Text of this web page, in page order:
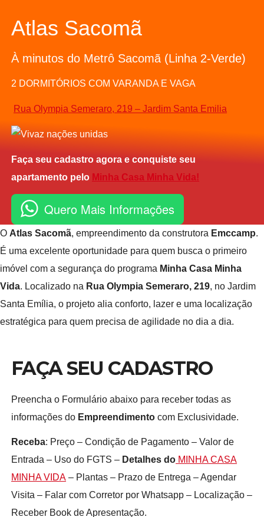
Atlas Sacomã
À minutos do Metrô Sacomã (Linha 2-Verde)
2 DORMITÓRIOS COM VARANDA E VAGA
Rua Olympia Semeraro, 219 – Jardim Santa Emilia
Faça seu cadastro agora e conquiste seu
apartamento pelo Minha Casa Minha Vida!
Quero Mais Informações
O Atlas Sacomã, empreendimento da construtora Emccamp.
É uma excelente oportunidade para quem busca o primeiro
imóvel com a segurança do programa Minha Casa Minha
Vida. Localizado na Rua Olympia Semeraro, 219, no Jardim
Santa Emília, o projeto alia conforto, lazer e uma localização
estratégica para quem precisa de agilidade no dia a dia.
FAÇA SEU CADASTRO
Preencha o Formulário abaixo para receber todas as
informações do Empreendimentocom Exclusividade.
Receba: Preço – Condição de Pagamento – Valor de
Entrada – Uso do FGTS – Detalhes do MINHA CASA
MINHA VIDA – Plantas – Prazo de Entrega – Agendar
Visita – Falar com Corretor por Whatsapp – Localização –
Receber Book de Apresentação.